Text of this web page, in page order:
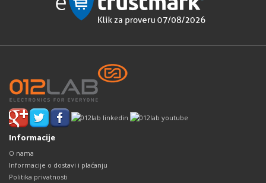
Informacije
O nama
Informacije o dostavi i plaćanju
Politika privatnosti